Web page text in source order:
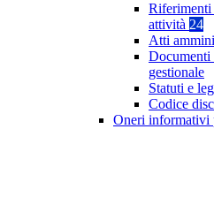
Riferimenti
attività 24
Atti
Documenti
gestionale
Statuti e
Codice
Oneri informativi